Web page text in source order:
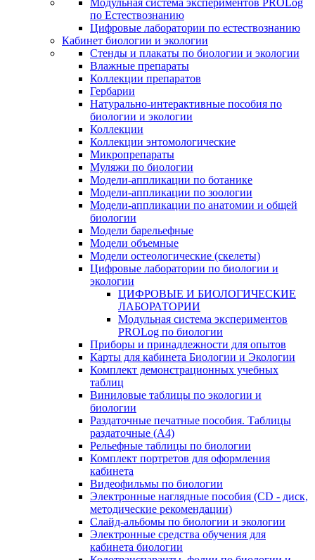
Модульная система экспериментов PROLog
по Естествознанию
Цифровые лаборатории по естествознанию
Кабинет биологии и экологии
Стенды и плакаты по биологии и экологии
Влажные препараты
Коллекции препаратов
Гербарии
Натурально-интерактивные пособия по
биологии и экологии
Коллекции
Коллекции энтомологические
Микропрепараты
Муляжи по биологии
Модели-аппликации по ботанике
Модели-аппликации по зоологии
Модели-аппликации по анатомии и общей
биологии
Модели барельефные
Модели объемные
Модели остеологические (скелеты)
Цифровые лаборатории по биологии и
экологии
ЦИФРОВЫЕ И БИОЛОГИЧЕСКИЕ
ЛАБОРАТОРИИ
Модульная система экспериментов
PROLog по биологии
Приборы и принадлежности для опытов
Карты для кабинета Биологии и Экологии
Комплект демонстрационных учебных
таблиц
Виниловые таблицы по экологии и
биологии
Раздаточные печатные пособия. Таблицы
раздаточные (А4)
Рельефные таблицы по биологии
Комплект портретов для оформления
кабинета
Видеофильмы по биологии
Электронные наглядные пособия (CD - диск,
методические рекомендации)
Слайд-альбомы по биологии и экологии
Электронные средства обучения для
кабинета биологии